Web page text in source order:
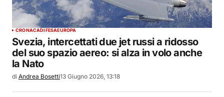
CRONACADIFESAEUROPA
Svezia, intercettati due jet russi a ridosso
del suo spazio aereo: si alza in volo anche
la Nato
di Andrea Bosetti13 Giugno 2026, 13:18